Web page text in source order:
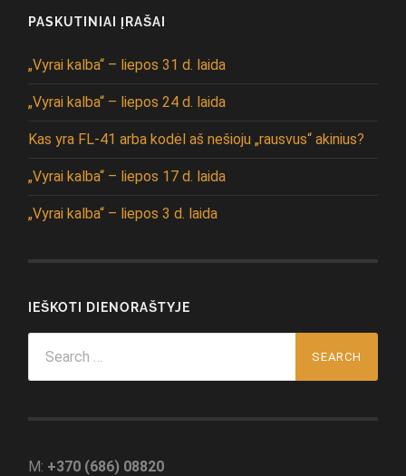
PASKUTINIAI ĮRAŠAI
„Vyrai kalba“ – liepos 31 d. laida
„Vyrai kalba“ – liepos 24 d. laida
Kas yra FL-41 arba kodėl aš nešioju „rausvus“ akinius?
„Vyrai kalba“ – liepos 17 d. laida
„Vyrai kalba“ – liepos 3 d. laida
IEŠKOTI DIENORAŠTYJE
for:
M: +370 (686) 08820